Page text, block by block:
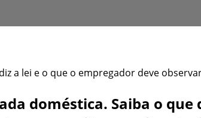
a lei e o que o empregador deve
doméstica. Saiba o